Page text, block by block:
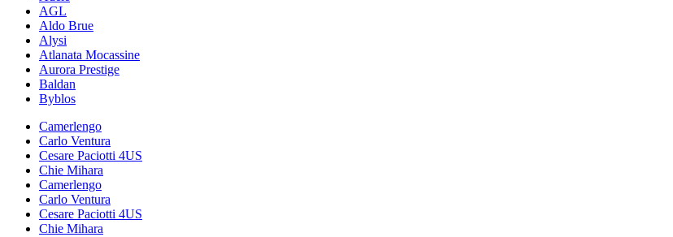
AGL
Aldo Brue
Alysi
Atlanata Mocassine
Aurora Prestige
Baldan
Byblos
Camerlengo
Carlo Ventura
Cesare Paciotti 4US
Chie Mihara
Camerlengo
Carlo Ventura
Cesare Paciotti 4US
Chie Mihara